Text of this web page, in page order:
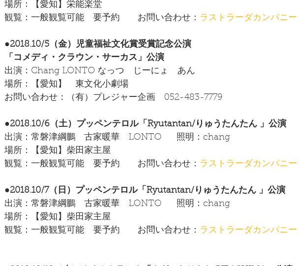
場所：【愛知】栄能楽堂
観覧：一般観覧可能　要予約　　お問い合わせ： ラストラーダカンパニー
●2018.10/5（金）児童福祉文化賞受賞記念公演
「コメディ・クラウン・サーカス」公演
出演：Chang LONTO なっつ　じーにょ　あん
場所：【愛知】　東文化小劇場
お問い合わせ：（有）プレジャー企画　052-483-7779
●2018.10/6（土）プッペンテロル「Ryutantan/りゅうたんたん 」公演
出演：常磐津綱鵬　古家暖華　LONTO      照明：chang
場所：【愛知】柴田家主屋
観覧：一般観覧可能　要予約　　お問い合わせ： ラストラーダカンパニー
●2018.10/7（日）プッペンテロル「Ryutantan/りゅうたんたん 」公演
出演：常磐津綱鵬　古家暖華　LONTO      照明：chang
場所：【愛知】柴田家主屋
観覧：一般観覧可能　要予約　　お問い合わせ： ラストラーダカンパニー